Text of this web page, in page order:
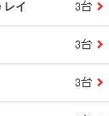
レイ